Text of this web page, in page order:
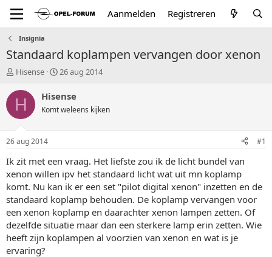
Aanmelden Registreren
Insignia
Standaard koplampen vervangen door xenon
T
p
a
r
e
r
Hisense
S
a
t
u
m
26 aug 2014
H Hisense
Komt weleens kijken
26 aug 2014 #1
Ik zit met een vraag. Het liefste zou ik de licht bundel van
xenon willen ipv het standaard licht wat uit mn koplamp
komt. Nu kan ik er een set "pilot digital xenon" inzetten en de
standaard koplamp behouden. De koplamp vervangen voor
een xenon koplamp en daarachter xenon lampen zetten. Of
dezelfde situatie maar dan een sterkere lamp erin zetten. Wie
heeft zijn koplampen al voorzien van xenon en wat is je
ervaring?